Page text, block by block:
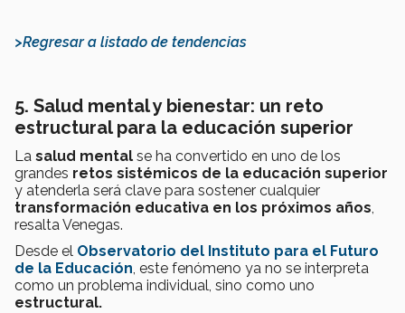
>Regresar a listado de tendencias
5. Salud mental y bienestar: un reto
estructural para la educación superior
La salud mental se ha convertido en uno de los
grandes retos sistémicos de la educación superior
y atenderla será clave para sostener cualquier
transformación educativa en los próximos años,
resalta Venegas.
Desde el Observatorio del Instituto para el Futuro
de la Educación, este fenómeno ya no se interpreta
como un problema individual, sino como uno
estructural.